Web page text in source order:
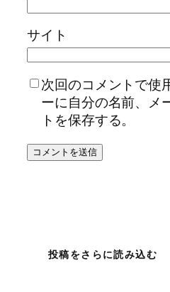
サイト
次回のコメントで使
ーに自分の名前、メ
トを保存する。
投稿をさらに読み込む